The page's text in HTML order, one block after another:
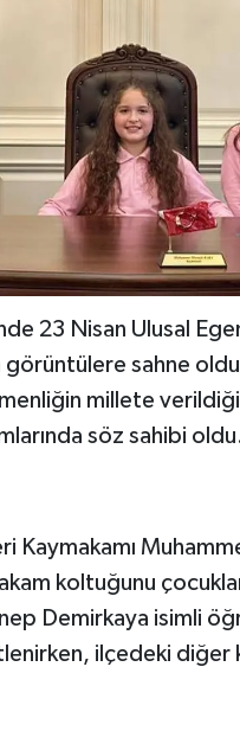
23 Nisan Ulusal
sahne
millete
söz sahibi
Kaymakamı
koltuğunu
Demirkaya isimli
ilçedeki